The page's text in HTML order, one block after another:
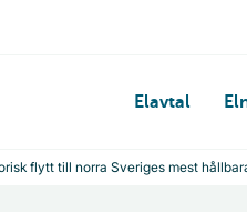
Elavtal
flytt till norra Sveriges mest